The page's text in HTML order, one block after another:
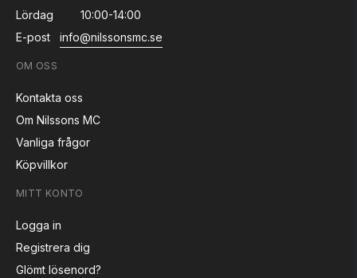
Lördag
10:00-14:00
E-post
info@nilssonsmc.se
OM OSS
Kontakta oss
Om Nilssons MC
Vanliga frågor
Köpvillkor
MITT KONTO
Logga in
Registrera dig
Glömt lösenord?